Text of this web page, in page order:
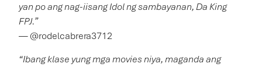
yan po ang nag-iisang Idol ng sambayanan, Da King
FPJ.”
— @rodelcabrera3712
“Ibang klase yung mga movies niya, maganda ang